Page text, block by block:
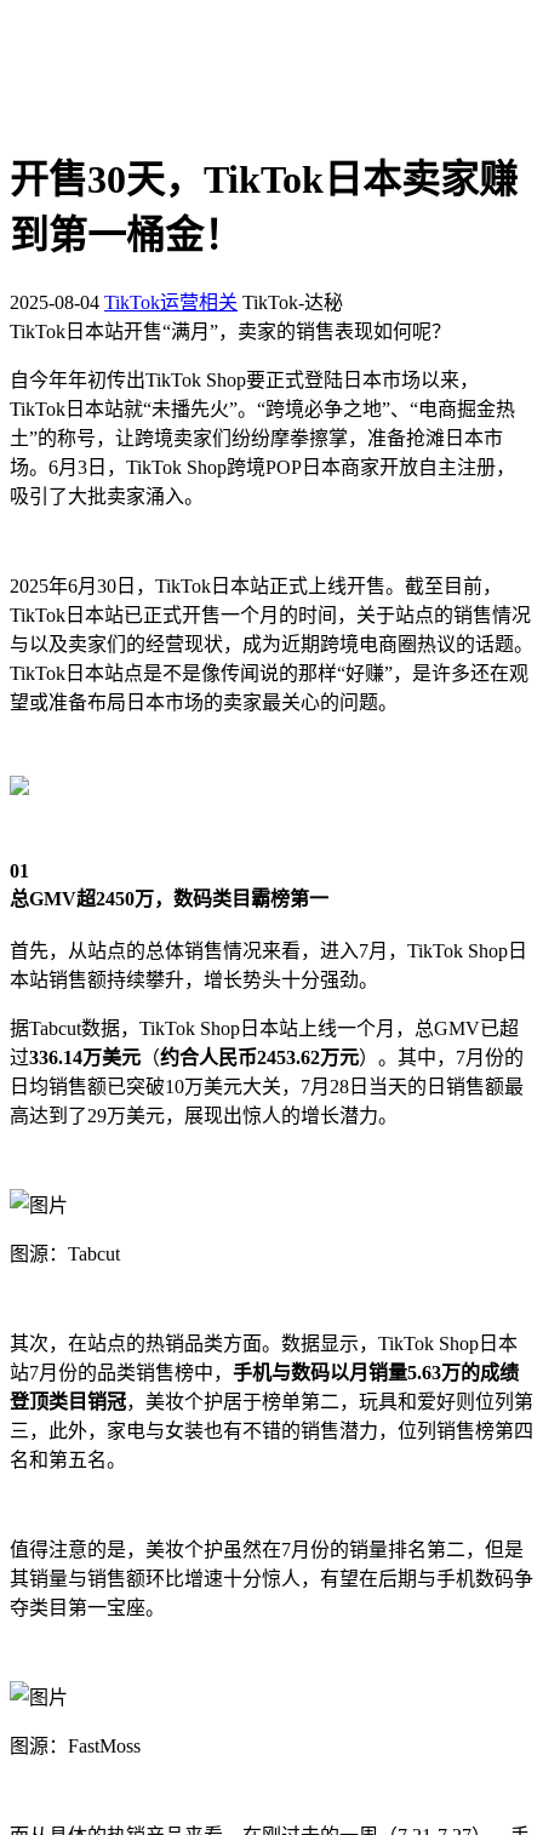
开售30天，TikTok日本卖家赚
到第一桶金！
2025-08-04 TikTok运营相关 TikTok-达秘
TikTok日本站开售“满月”，卖家的销售表现如何呢？
自今年年初传出TikTok Shop要正式登陆日本市场以来，
TikTok日本站就“未播先火”。“跨境必争之地”、“电商掘金热
土”的称号，让跨境卖家们纷纷摩拳擦掌，准备抢滩日本市
场。6月3日，TikTok Shop跨境POP日本商家开放自主注册，
吸引了大批卖家涌入。
2025年6月30日，TikTok日本站正式上线开售。截至目前，
TikTok日本站已正式开售一个月的时间，关于站点的销售情况
与以及卖家们的经营现状，成为近期跨境电商圈热议的话题。
TikTok日本站点是不是像传闻说的那样“好赚”，是许多还在观
望或准备布局日本市场的卖家最关心的问题。
01
总GMV超2450万，数码类目霸榜第一
首先，从站点的总体销售情况来看，进入7月， TikTok Shop日
本站销售额持续攀升，增长势头十分强劲。
据Tabcut数据，TikTok Shop日本站上线一个月，总GMV已超
过336.14万美元 （约合人民币2453.62万元）。其中，7月份的
日均销售额已突破10万美元大关，7月28日当天的日销售额最
高达到了29万美元，展现出惊人的增长潜力。
图源：Tabcut
其次，在站点的热销品类方面。数据显示， TikTok Shop日本
站7月份的品类销售榜中， 手机与数码以月销量5.63万的成绩
登顶类目销冠，美妆个护居于榜单第二，玩具和爱好则位列第
三，此外，家电与女装也有不错的销售潜力，位列销售榜第四
名和第五名。
值得注意的是，美妆个护虽然在7月份的销量排名第二，但是
其销量与销售额环比增速十分惊人，有望在后期与手机数码争
夺类目第一宝座。
图源：FastMoss